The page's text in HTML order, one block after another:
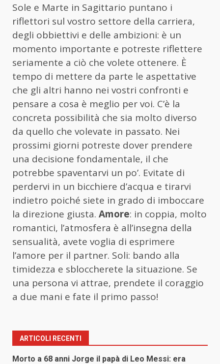
Sole e Marte in Sagittario puntano i
riflettori sul vostro settore della carriera,
degli obbiettivi e delle ambizioni: è un
momento importante e potreste riflettere
seriamente a ciò che volete ottenere. È
tempo di mettere da parte le aspettative
che gli altri hanno nei vostri confronti e
pensare a cosa è meglio per voi. C’è la
concreta possibilità che sia molto diverso
da quello che volevate in passato. Nei
prossimi giorni potreste dover prendere
una decisione fondamentale, il che
potrebbe spaventarvi un po’. Evitate di
perdervi in un bicchiere d’acqua e tirarvi
indietro poiché siete in grado di imboccare
la direzione giusta. Amore: in coppia, molto
romantici, l’atmosfera è all’insegna della
sensualità, avete voglia di esprimere
l’amore per il partner. Soli: bando alla
timidezza e sbloccherete la situazione. Se
una persona vi attrae, prendete il coraggio
a due mani e fate il primo passo!
ARTICOLI RECENTI
Morto a 68 anni Jorge il papà di Leo Messi: era